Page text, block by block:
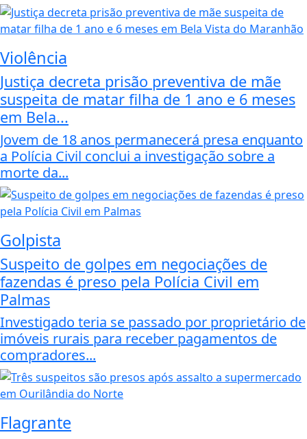
Violência
Justiça decreta prisão preventiva de mãe
suspeita de matar filha de 1 ano e 6 meses
em Bela...
Jovem de 18 anos permanecerá presa enquanto
a Polícia Civil conclui a investigação sobre a
morte da...
Golpista
Suspeito de golpes em negociações de
fazendas é preso pela Polícia Civil em
Palmas
Investigado teria se passado por proprietário de
imóveis rurais para receber pagamentos de
compradores...
Flagrante